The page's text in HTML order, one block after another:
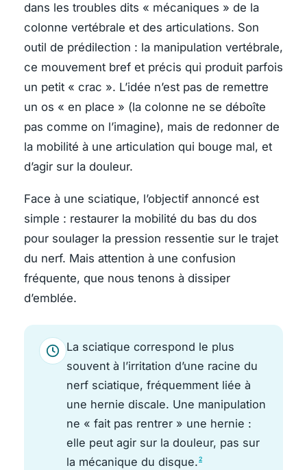
dans les troubles dits « mécaniques » de la
colonne vertébrale et des articulations. Son
outil de prédilection : la manipulation vertébrale,
ce mouvement bref et précis qui produit parfois
un petit « crac ». L’idée n’est pas de remettre
un os « en place » (la colonne ne se déboîte
pas comme on l’imagine), mais de redonner de
la mobilité à une articulation qui bouge mal, et
d’agir sur la douleur.
Face à une sciatique, l’objectif annoncé est
simple : restaurer la mobilité du bas du dos
pour soulager la pression ressentie sur le trajet
du nerf. Mais attention à une confusion
fréquente, que nous tenons à dissiper
d’emblée.
La sciatique correspond le plus
souvent à l’irritation d’une racine du
nerf sciatique, fréquemment liée à
une hernie discale. Une manipulation
ne « fait pas rentrer » une hernie :
elle peut agir sur la douleur, pas sur
la mécanique du disque.2